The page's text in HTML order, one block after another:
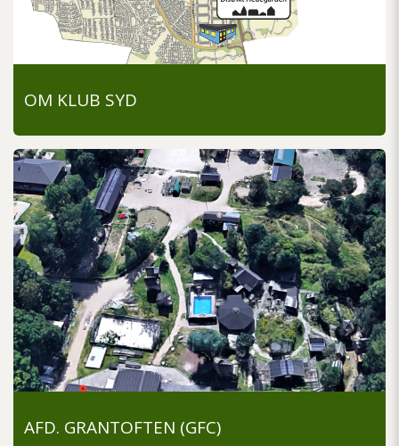
OM KLUB SYD
AFD. GRANTOFTEN (GFC)